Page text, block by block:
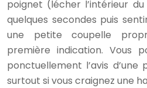
poignet (lécher l’intérieur
quelques secondes puis
une petite coupelle
première indication. Vous
ponctuellement l’avis
surtout si vous craignez une